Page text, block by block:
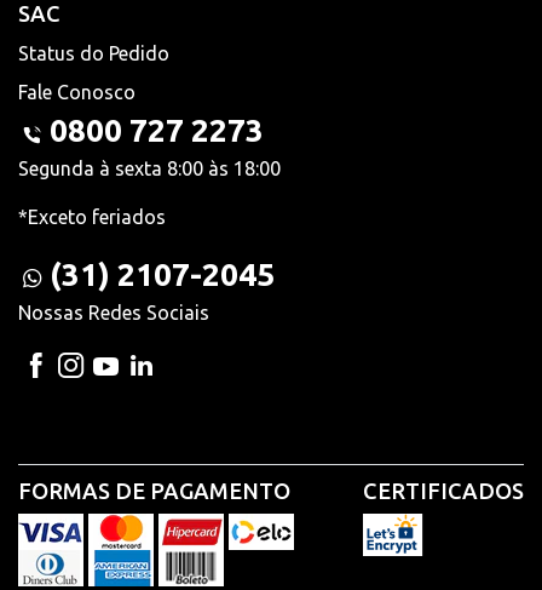
SAC
Status do Pedido
Fale Conosco
0800 727 2273
Segunda à sexta 8:00 às 18:00
*Exceto feriados
(31) 2107-2045
Nossas Redes Sociais
FORMAS DE PAGAMENTO CERTIFICADOS